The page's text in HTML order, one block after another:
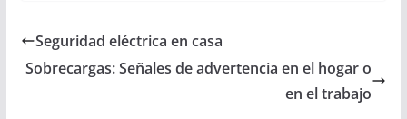
Seguridad eléctrica en casa
Sobrecargas: Señales de advertencia en el hogar o
en el trabajo